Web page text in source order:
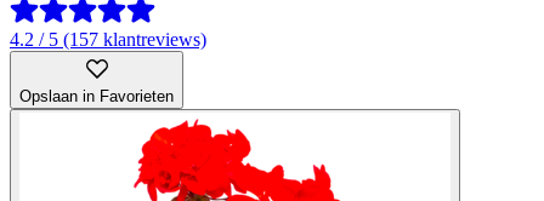
4.2 / 5 (157 klantreviews)
Opslaan in Favorieten